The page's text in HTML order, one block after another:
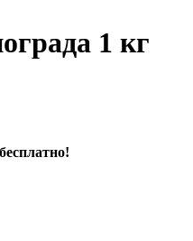
1 кг
бесплатно!